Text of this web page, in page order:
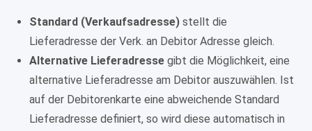
Standard (Verkaufsadresse) stellt die
Lieferadresse der Verk. an Debitor Adresse gleich.
Alternative Lieferadresse gibt die Möglichkeit, eine
alternative Lieferadresse am Debitor auszuwählen. Ist
auf der Debitorenkarte eine abweichende Standard
Lieferadresse definiert, so wird diese automatisch in